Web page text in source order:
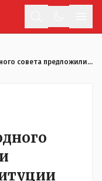
Ряд функций Народного совета предложили закрепить в Конституции